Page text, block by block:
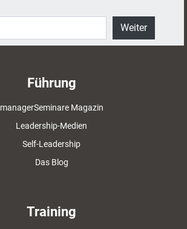
Weiter
Führung
managerSeminare Magazin
Leadership-Medien
Self-Leadership
Das Blog
Training